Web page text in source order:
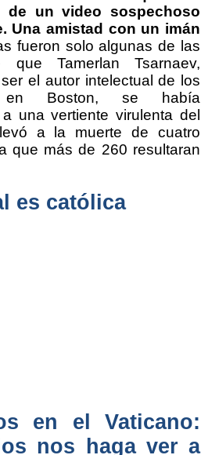
de un video sospechoso
Una amistad con un imán
fueron solo algunas de las
que Tamerlan Tsarnaev,
el autor intelectual de los
en Boston, se había
una vertiente virulenta del
a la muerte de cuatro
que más de 260 resultaran
es católica
en el Vaticano:
nos haga ver a